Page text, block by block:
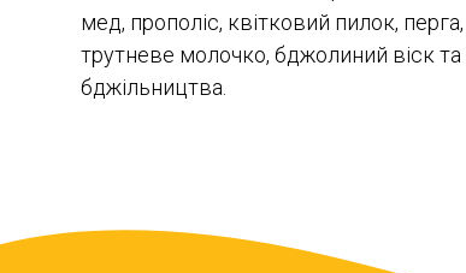
мед, прополіс, квітковий пилок,
трутневе молочко, бджолиний віск та
бджільництва.